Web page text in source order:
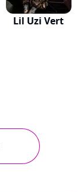
Lil Uzi Vert